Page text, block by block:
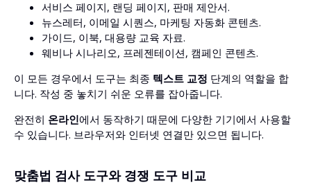
서비스 페이지, 랜딩 페이지, 판매 제안서.
뉴스레터, 이메일 시퀀스, 마케팅 자동화 콘텐츠.
가이드, 이북, 대용량 교육 자료.
웨비나 시나리오, 프레젠테이션, 캠페인 콘텐츠.
이 모든 경우에서 도구는 최종 텍스트 교정 단계의 역할을 합
니다. 작성 중 놓치기 쉬운 오류를 잡아줍니다.
완전히 온라인에서 동작하기 때문에 다양한 기기에서 사용할
수 있습니다. 브라우저와 인터넷 연결만 있으면 됩니다.
맞춤법 검사 도구와 경쟁 도구 비교